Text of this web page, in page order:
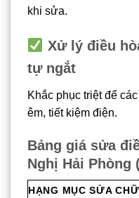
khi sửa.
Xử lý điều
tự ngắt
Khắc phục triệt để
êm, tiết kiệm điện.
Bảng giá sửa
Nghị Hải Phòng
HẠNG MỤC SỬA